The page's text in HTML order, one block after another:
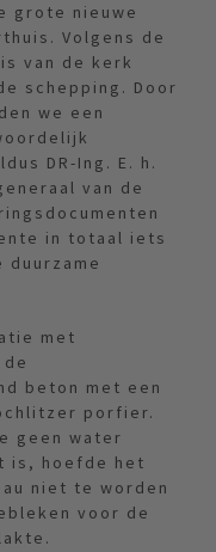
grote nieuwe
Volgens de
van de kerk
schepping. Door
we een
DR-Ing. E. h.
van de
in totaal iets
duurzame
met
de
beton met een
porfier.
geen water
is, hoefde het
niet te worden
voor de